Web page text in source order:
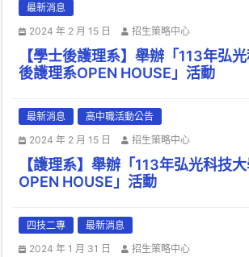
最新消息
2024 年 2 月 15 日
招生策略中心
【學士後護理系】舉辦「113年弘
後護理系OPEN HOUSE」活動
最新消息
高中職活動公告
2024 年 2 月 15 日
招生策略中心
【護理系】舉辦「113年弘光科技
OPEN HOUSE」活動
四技二專
最新消息
2024 年 1 月 31 日
招生策略中心